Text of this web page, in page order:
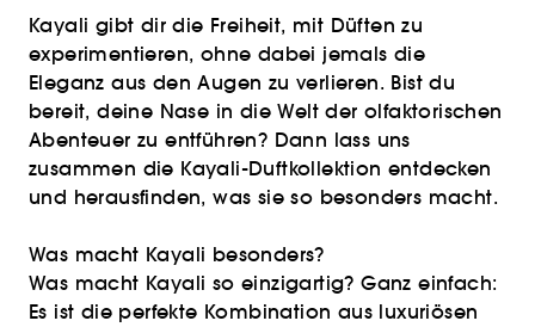
Kayali gibt dir die Freiheit, mit Düften zu
experimentieren, ohne dabei jemals die
Eleganz aus den Augen zu verlieren. Bist du
bereit, deine Nase in die Welt der olfaktorischen
Abenteuer zu entführen? Dann lass uns
zusammen die Kayali-Duftkollektion entdecken
und herausfinden, was sie so besonders macht.
Was macht Kayali besonders?
Was macht Kayali so einzigartig? Ganz einfach:
Es ist die perfekte Kombination aus luxuriösen